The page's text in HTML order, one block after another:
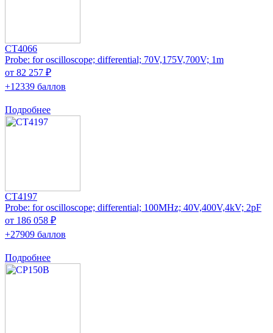
CT4066
Probe: for oscilloscope; differential; 70V,175V,700V; 1m
от 82 257 ₽
+12339 баллов
Подробнее
CT4197
Probe: for oscilloscope; differential; 100MHz; 40V,400V,4kV; 2pF
от 186 058 ₽
+27909 баллов
Подробнее